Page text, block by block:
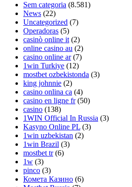
Sem categoria (8.581)
News (22)
Uncategorized (7)
Operadoras (5)
casinò online it (2)
online casino au (2)
casino online ar(7)
1win Turkiye (12)
mostbet ozbekistonda (3)
king johnnie (2)
casino onlina ca (4)
casino en ligne fr(50)
casino (138)
1WIN Official In Russia (3)
Kasyno Online PL (3)
1win uzbekistan (2)
1win Brazil (3)
mostbet tr(6)
1w (3)
pinco (3)
Комета Казино (6)